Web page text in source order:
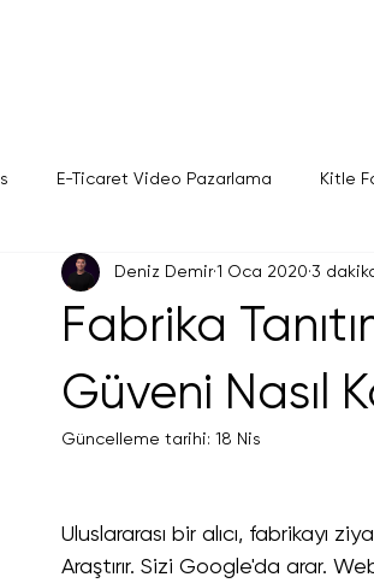
E-Ticaret Video Pazarlama Kitle
Fabrika Tanıtım Filmleri Amazon Video
Fabrika
Güveni Nasıl
Deniz Demir1 Oca 2020 3
Güncelleme tarihi: 18 Nis
Uluslararası bir alıcı, fabrikayı
Araştırır. Sizi Google'da arar.